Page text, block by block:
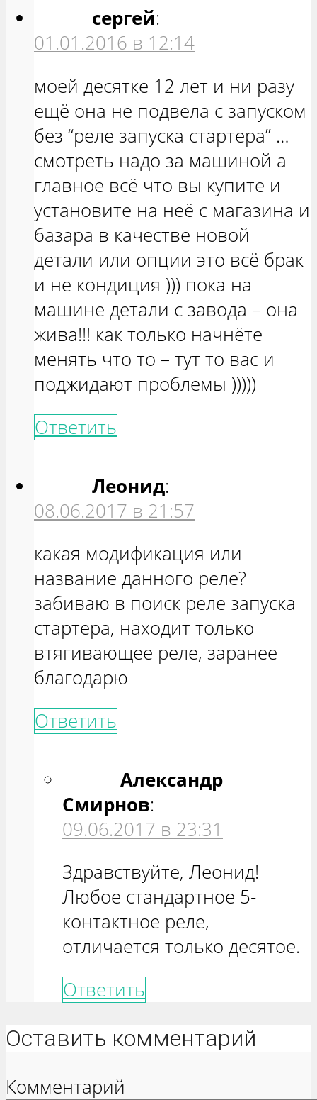
сергей:
01.01.2016 в 12:14
моей десятке 12 лет и ни разу
ещё она не подвела с запуском
без “реле запуска стартера” …
смотреть надо за машиной а
главное всё что вы купите и
установите на неё с магазина и
базара в качестве новой
детали или опции это всё брак
и не кондиция ))) пока на
машине детали с завода – она
жива!!! как только начнёте
менять что то – тут то вас и
поджидают проблемы )))))
Ответить
Леонид:
08.06.2017 в 21:57
какая модификация или
название данного реле?
забиваю в поиск реле запуска
стартера, находит только
втягивающее реле, заранее
благодарю
Ответить
Александр
Смирнов:
09.06.2017 в 23:31
Здравствуйте, Леонид!
Любое стандартное 5-
контактное реле,
отличается только десятое.
Ответить
Оставить комментарий
Комментарий